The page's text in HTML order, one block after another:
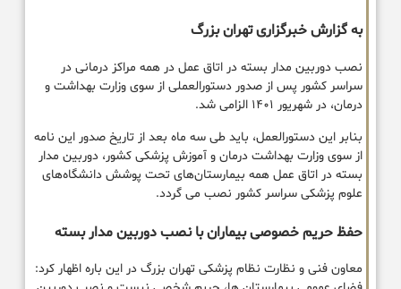
به گزارش خبرگزاری تهران بزرگ
نصب دوربین مدار بسته در اتاق عمل در همه مراکز درمانی در
سراسر کشور پس از صدور دستورالعملی از سوی وزارت بهداشت و
درمان، در شهریور ۱۴۰۱ الزامی شد.
بنابر این دستورالعمل، باید طی سه ماه بعد از تاریخ صدور این نامه
از سوی وزارت بهداشت درمان و آموزش پزشکی کشور، دوربین مدار
بسته در اتاق‌ عمل همه بیمارستان‌های تحت پوشش دانشگاه‌های
علوم پزشکی سراسر کشور نصب می گردد.
حفظ حریم خصوصی بیماران با نصب دوربین مدار بسته
معاون فنی و نظارت نظام پزشکی تهران بزرگ در این باره اظهار کرد: